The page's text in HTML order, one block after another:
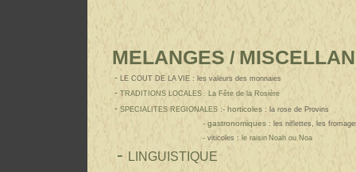
MELANGES /
- LE COUT DE LA VIE : les valeurs des monnaies
- TRADITIONS LOCALES : La Fête de la Rosière
- SPECIALITES REGIONALES :- horticoles : la rose de Provins
- gastronomiques : les niflettes
les
- viticoles : le raisin Noah ou Noa
- LINGUISTIQUE